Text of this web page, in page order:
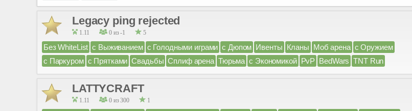
Legacy ping rejected
1.11 0 из -1 5
Без WhiteList с Выживанием с Голодными играми с Дюпом Ивенты Кланы Моб арена с Оружием
с Паркуром с Прятками Свадьбы Сплиф арена Тюрьма с Экономикой PvP BedWars TNT Run
LATTYCRAFT
1.11 0 из 300 1